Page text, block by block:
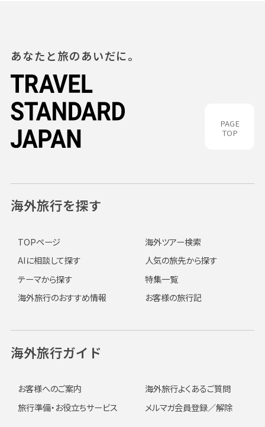
PAGE
TOP
あなたと旅のあいだに。
海外旅行を探す
TOPページ
海外ツアー検索
AIに相談して探す
人気の旅先から探す
テーマから探す
特集一覧
海外旅行のおすすめ情報
お客様の旅行記
海外旅行ガイド
お客様へのご案内
海外旅行よくあるご質問
旅行準備・お役立ちサービス
メルマガ会員登録／解除